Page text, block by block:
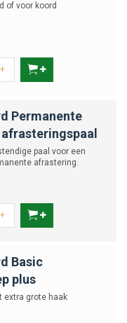
of voor koord
+
Permanente
paal voor een
afrastering.
+
Basic
plus
extra grote haak